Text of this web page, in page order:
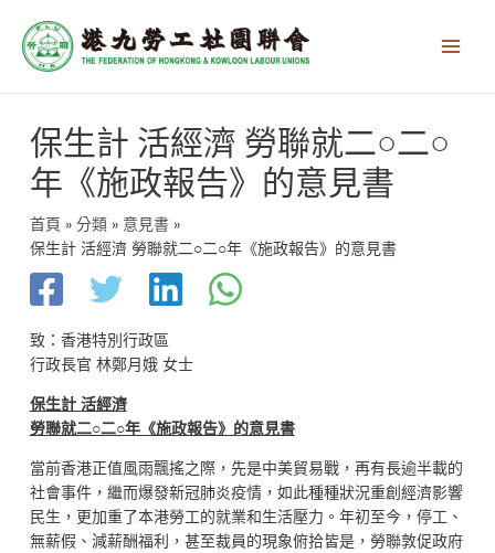
保生計 活經濟 勞聯就二○二○
年《施政報告》的意見書
首頁 分類
意見書
保生計 活經濟 勞聯就二○二○年《施政報告》的意見書
致：香港特別行政區
行政長官 林鄭月娥 女士
保生計 活經濟
勞聯就二○二○年《施政報告》的意見書
當前香港正值風雨飄搖之際，先是中美貿易戰，再有長逾半載的
社會事件，繼而爆發新冠肺炎疫情，如此種種狀況重創經濟影響
民生，更加重了本港勞工的就業和生活壓力。年初至今，停工、
無薪假、減薪酬福利，甚至裁員的現象俯拾皆是，勞聯敦促政府
章
導